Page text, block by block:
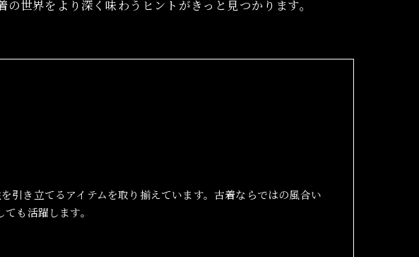
世界をより深く味わうヒントがきっと見つかります。
引き立てるアイテムを取り揃えています。古着ならではの風合い
も活躍します。